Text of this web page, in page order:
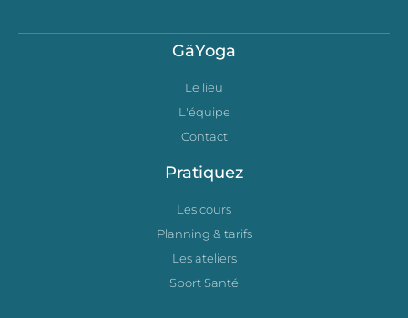
GäYoga
Le lieu
L'équipe
Contact
Pratiquez
Les cours
Planning & tarifs
Les ateliers
Sport Santé